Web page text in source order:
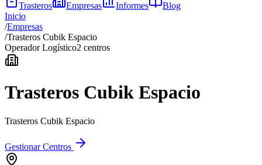
Trasteros Empresas Informes
Blog
Inicio
/Empresas
/Trasteros Cubik Espacio
Operador Logístico2 centros
Trasteros Cubik Espacio
Trasteros Cubik Espacio
Gestionar Centros